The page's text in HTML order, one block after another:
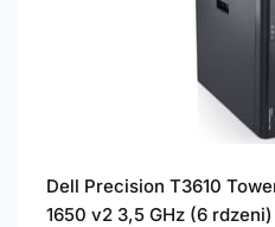
Dell Precision T3610
1650 v2 3,5 GHz (6